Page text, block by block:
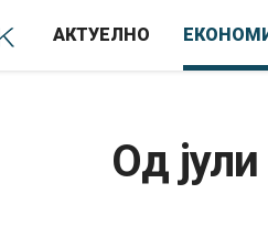
АКТУЕЛНО
Од